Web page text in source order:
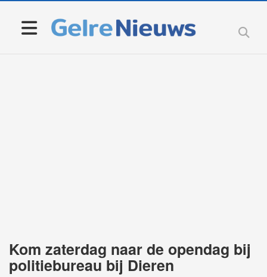
Kom zaterdag naar de opendag bij
politiebureau bij Dieren